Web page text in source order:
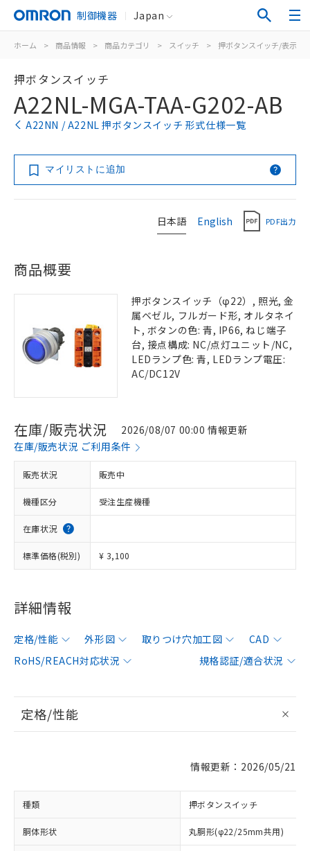
制御機器 Japan
ホーム > 商品情報 > 商品カテゴリ > スイッチ > 押ボタンスイッチ/表示灯
押ボタンスイッチ
A22NL-MGA-TAA-G202-AB
A22NN / A22NL 押ボタンスイッチ 形式仕様一覧
マイリストに追加
日本語 English PDF出力
商品概要
押ボタンスイッチ（φ22）, 照光, 金
属ベゼル, フルガード形, オルタネイ
ト, ボタンの色: 青, IP66, ねじ端子
台, 接点構成: NC/点灯ユニット/NC,
LEDランプ色: 青, LEDランプ電圧:
AC/DC12V
在庫/販売状況
2026/08/07 00:00 情報更新
在庫/販売状況 ご利用条件
販売状況 販売中
機種区分 受注生産機種
在庫状況
標準価格(税別) ¥ 3,100
詳細情報
定格/性能 外形図 取りつけ穴加工図
CAD
RoHS/REACH対応状況
規格認証/適合状況
定格/性能
情報更新：2026/05/21
種類 押ボタンスイッチ
胴体形状 丸胴形(φ22/25mm共用)